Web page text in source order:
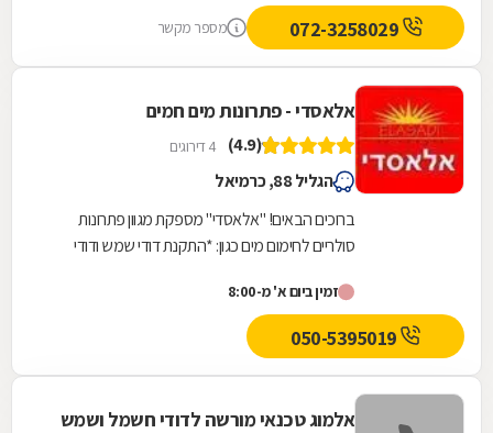
מספר מקשר
אלאסדי - פתרונות מים חמים
(4.9) 4 דירוגים
הגליל 88, כרמיאל
ברוכים הבאים! "אלאסדי" מספקת מגוון פתרונות
סולריים לחימום מים כגון: *התקנת דודי שמש ודודי
זמין ביום א' מ-8:00
אלמוג טכנאי מורשה לדודי חשמל ושמש